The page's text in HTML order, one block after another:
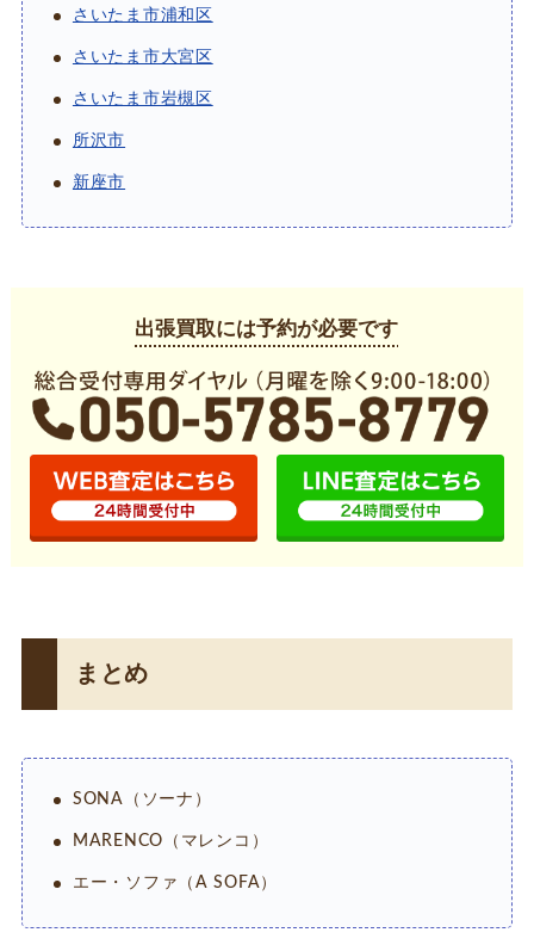
さいたま市浦和区
さいたま市大宮区
さいたま市岩槻区
所沢市
新座市
出張買取には予約が必要です
まとめ
SONA（ソーナ）
MARENCO（マレンコ）
エー・ソファ（A SOFA）